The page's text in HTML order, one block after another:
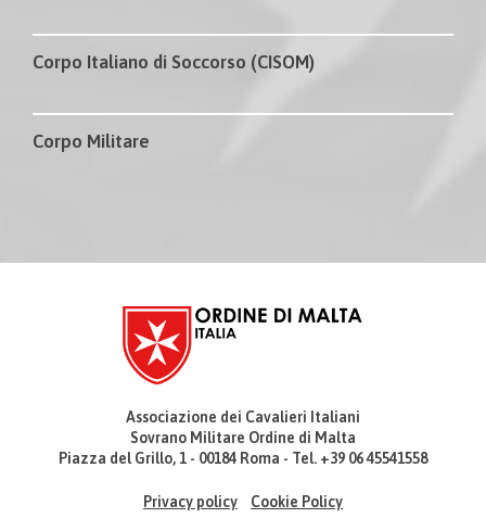
Corpo Italiano di Soccorso (CISOM)
Corpo Militare
Associazione dei Cavalieri Italiani
Sovrano Militare Ordine di Malta
Piazza del Grillo, 1 - 00184 Roma - Tel. +39 06 45541558
Privacy policy
Cookie Policy